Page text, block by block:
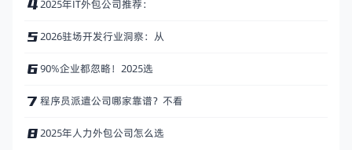
2025年IT外包公司推荐：
2026驻场开发行业洞察：从
90%企业都忽略！2025选
程序员派遣公司哪家靠谱？不看
2025年人力外包公司怎么选